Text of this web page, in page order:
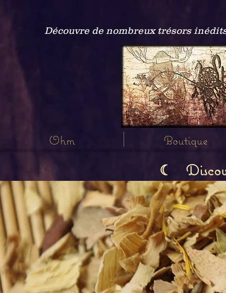
Découvre de nombreux trésors
Ohm Boutique
☾